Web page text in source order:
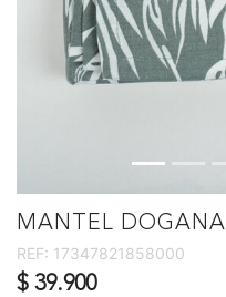
MANTEL DOGANA
REF: 17347821858000
$ 39.900